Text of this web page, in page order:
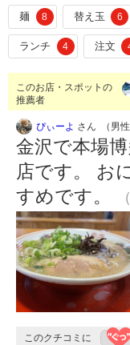
麺 8 替え玉 6
ランチ 4 注文
このお店・スポットの
推薦者
ぴぃーよ さん （男性
金沢で本場
店です。 お
すめです。
このクチコミに